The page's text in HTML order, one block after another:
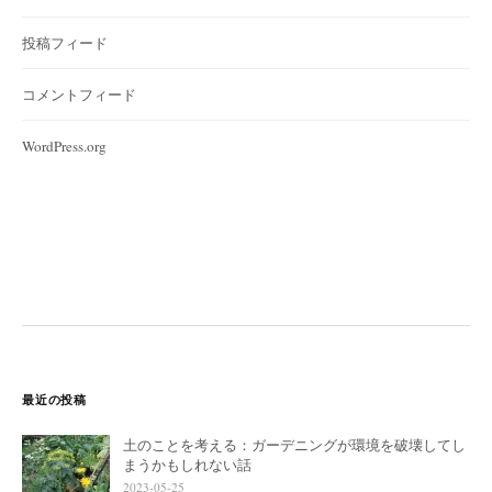
投稿フィード
コメントフィード
WordPress.org
最近の投稿
土のことを考える：ガーデニングが環境を破壊してし
まうかもしれない話
2023-05-25